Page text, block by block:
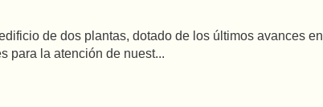
de dos plantas, dotado de los últimos avances en
para la atención de nuest...